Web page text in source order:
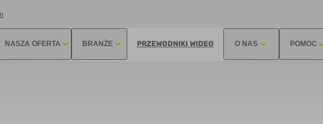
NASZA OFERTA BRANŻE PRZEWODNIKI WIDEO O NAS POMOC